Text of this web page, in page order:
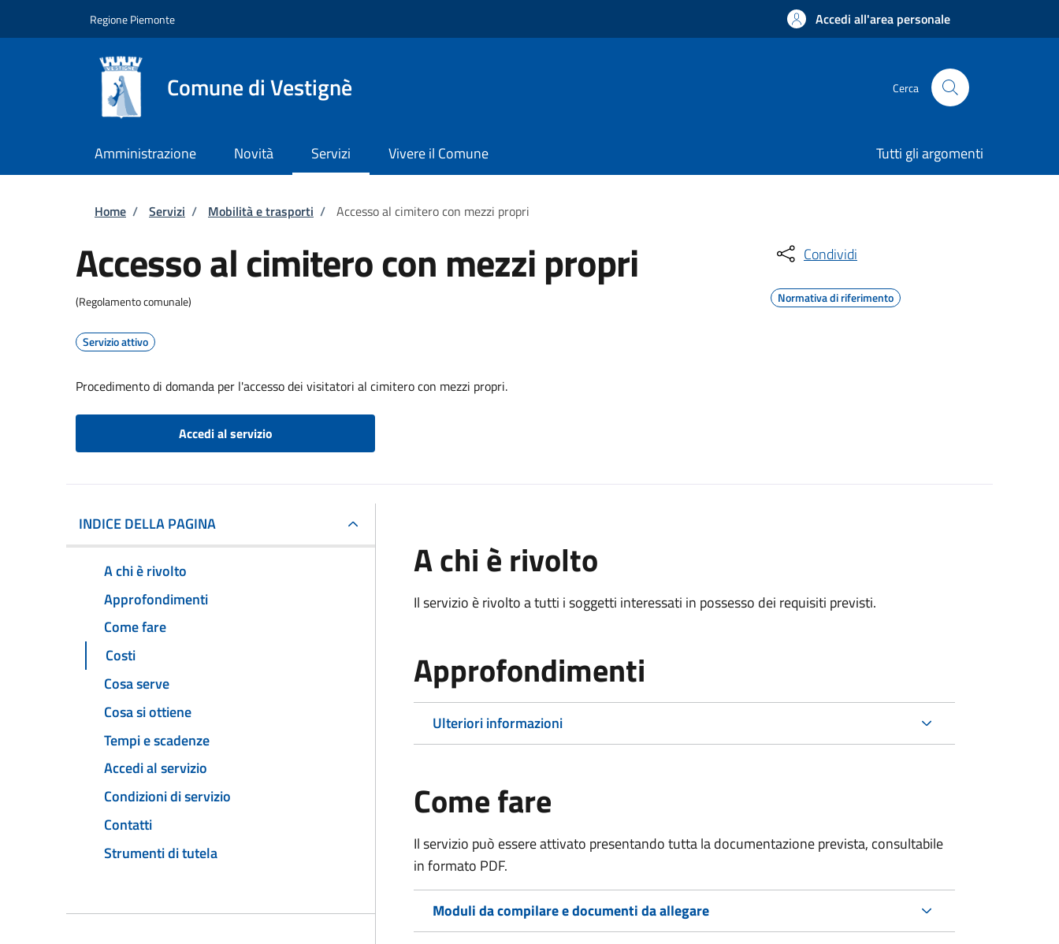
Regione Piemonte Accedi all'area personale
Comune di Vestignè Cerca
Amministrazione Novità Servizi Vivere il Comune Tutti gli argomenti
Briciole di pane
Home / Servizi / Mobilità e trasporti / Accesso al cimitero con mezzi propri
Accesso al cimitero con mezzi propri
(Regolamento comunale)
Servizio attivo
Procedimento di domanda per l'accesso dei visitatori al cimitero con mezzi propri.
Accedi al servizio
Condividi
Normativa di riferimento
INDICE DELLA PAGINA
A chi è rivolto
Approfondimenti
Come fare
Costi
Cosa serve
Cosa si ottiene
Tempi e scadenze
Accedi al servizio
Condizioni di servizio
Contatti
Strumenti di tutela
A chi è rivolto
Il servizio è rivolto a tutti i soggetti interessati in possesso dei requisiti previsti.
Approfondimenti
Ulteriori informazioni
Come fare
Il servizio può essere attivato presentando tutta la documentazione prevista, consultabile
in formato PDF.
Moduli da compilare e documenti da allegare